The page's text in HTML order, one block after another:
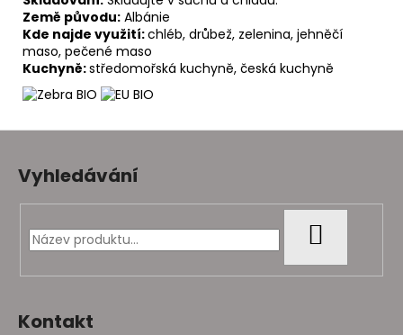
Země původu: Albánie
Kde najde využití:chléb, drůbež, zelenina, jehněčí
maso, pečené maso
Kuchyně:středomořská kuchyně, česká kuchyně
Vyhledávání
Kontakt